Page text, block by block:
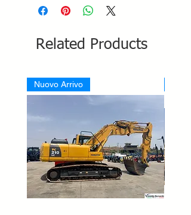
Related Products
Nuovo Arrivo